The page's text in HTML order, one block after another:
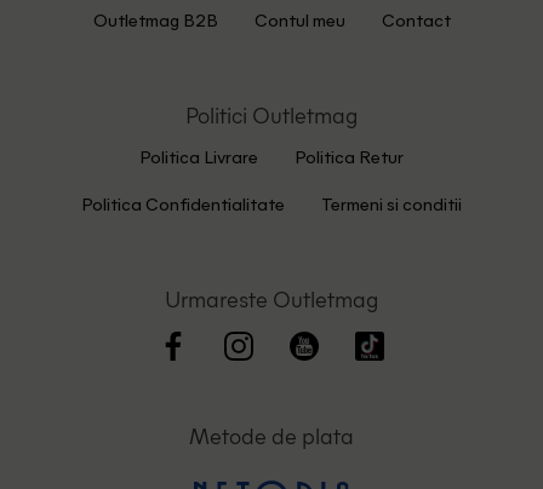
Outletmag B2B Contul meu Contact
Politici Outletmag
Politica Livrare Politica Retur
Politica Confidentialitate Termeni si conditii
Urmareste Outletmag
Metode de plata